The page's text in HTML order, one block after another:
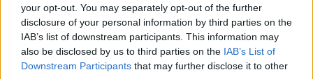
your opt-out. You may separately opt-out of the further
disclosure of your personal information by third parties on the
IAB’s list of downstream participants. This information may
also be disclosed by us to third parties on the IAB’s List of
Downstream Participants that may further disclose it to other